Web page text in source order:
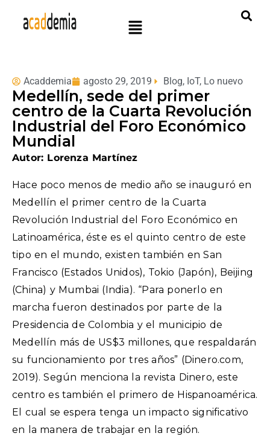
Acaddemia agosto 29, 2019 Blog, IoT, Lo nuevo
Medellín, sede del primer
centro de la Cuarta Revolución
Industrial del Foro Económico
Mundial
Autor: Lorenza Martínez
Hace poco menos de medio año se inauguró en
Medellín el primer centro de la Cuarta
Revolución Industrial del Foro Económico en
Latinoamérica, éste es el quinto centro de este
tipo en el mundo, existen también en San
Francisco (Estados Unidos), Tokio (Japón), Beijing
(China) y Mumbai (India). “Para ponerlo en
marcha fueron destinados por parte de la
Presidencia de Colombia y el municipio de
Medellín más de US$3 millones, que respaldarán
su funcionamiento por tres años” (Dinero.com,
2019). Según menciona la revista Dinero, este
centro es también el primero de Hispanoamérica.
El cual se espera tenga un impacto significativo
en la manera de trabajar en la región.